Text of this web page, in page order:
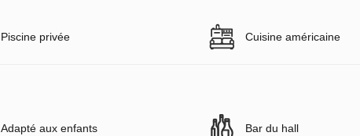
Piscine privée Cuisine américaine
Adapté aux enfants Bar du hall